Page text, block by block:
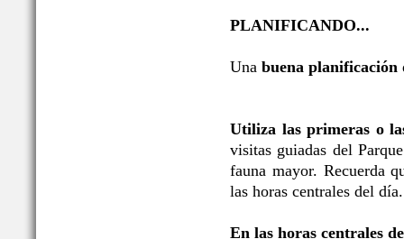
PLANIFICANDO...
Una buena planificación
Utiliza las primeras o
visitas guiadas del
fauna mayor. Recuerda
las horas centrales del día.
En las horas centrales